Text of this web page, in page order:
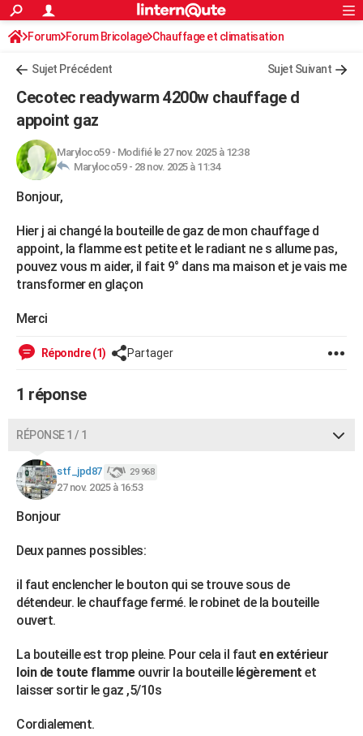
ACTUALITÉS
Politique
Société
Faits Divers
Education
Monde
Villes
+
Programme TV
Streaming
Sorties cinéma
FINANCE
Retraite
Impôts
Epargne
Immobilier
Risques naturels par ville
Banque
Assurance
Crédit
AUTO
Essais
Réserver un essai
Citadines
Berlines
SUV
Forum auto
HIGH-TECH
Forum
Aménagement intérieur
Extérieur
Cuisine
Salle de bains
Jardinage
Rangement
WEEK-END
Guides de France
Escapades
Patrimoine
Expositions
Musées
Week-end nature
+LIFESTYLE
Art de vivre
Bien-être
Loisirs
Mode
Modes de vie
SANTE
Alimentation
Guide de la santé
Maladies
Médicaments
Sommeil
VOYAGE
CARTE DE VOEUX
Carte de Noël
Carte Bonne année
Carte Saint-Valentin
Carte Pâques
Carte d'anniversaire
DICTIONNAIRE
Dictionnaire
Biographies
Citations
Expressions
Proverbes
PROGRAMME TV
COPAINS D'AVANT
S'inscrire
Se connecter
Lycées
Collèges
Primaires
Universités
Entreprises
Service militaire
Avis de recherche
AVIS DE DÉCÈS
Bricolage
Lifestyle
Culture
Sport
Auto
Television
Voyage
Cinema
Rechercher
S'inscrire
Connexion
Forum Forum Bricolage Chauffage et climatisation
Chauffage Fuel / Gaz / Pétrole
Sujet Précédent Sujet Suivant
Cecotec readywarm 4200w chauffage d
appoint gaz
Maryloco59- Modifié le 27 nov. 2025 à 12:38
Maryloco59 - 28 nov. 2025 à 11:34
Bonjour,
Hier j ai changé la bouteille de gaz de mon chauffage d
appoint, la flamme est petite et le radiant ne s allume pas,
pouvez vous m aider, il fait 9° dans ma maison et je vais me
transformer en glaçon
Merci
Répondre (1) Partager
1 réponse
RÉPONSE 1 / 1
stf_jpd87 29 968
27 nov. 2025 à 16:53
Bonjour
Deux pannes possibles:
il faut enclencher le bouton qui se trouve sous de
détendeur. le chauffage fermé. le robinet de la bouteille
ouvert.
La bouteille est trop pleine. Pour cela il faut en extérieur
loin de toute flamme ouvrir la bouteille légèrement et
laisser sortir le gaz ,5/10s
Cordialement.